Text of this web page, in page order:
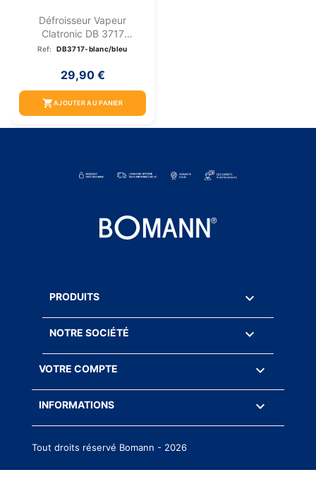
Défroisseur Vapeur
Clatronic DB 3717
Blanc/bleu
Ref: DB3717-blanc/bleu
29,90 €
shopping_cartAJOUTER AU PANIER
PRODUITS 
NOTRE SOCIÉTÉ 
VOTRE COMPTE 
INFORMATIONS keyboard_arrow_down
Tout droits réservé Bomann - 2026